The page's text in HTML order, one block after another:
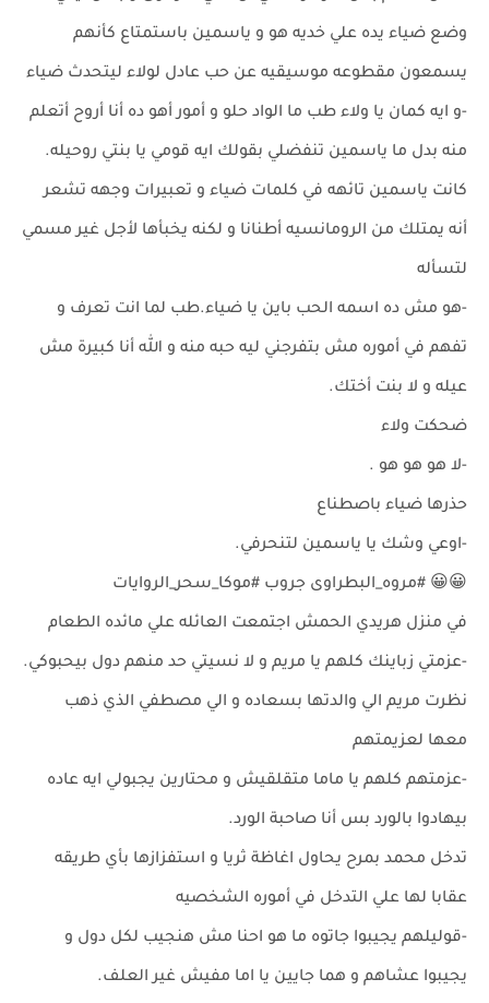
وضع ضياء يده علي خديه هو و ياسمين باستمتاع كأنهم
يسمعون مقطوعه موسيقيه عن حب عادل لولاء ليتحدث ضياء
-و ايه كمان يا ولاء طب ما الواد حلو و أمور أهو ده أنا أروح أتعلم
منه بدل ما ياسمين تنفضلي بقولك ايه قومي يا بنتي روحيله.
كانت ياسمين تائهه في كلمات ضياء و تعبيرات وجهه تشعر
أنه يمتلك من الرومانسيه أطنانا و لكنه يخبأها لأجل غير مسمي
لتسأله
-هو مش ده اسمه الحب باين يا ضياء.طب لما انت تعرف و
تفهم في أموره مش بتفرجني ليه حبه منه و الله أنا كبيرة مش
عيله و لا بنت أختك.
ضحكت ولاء
-لا هو هو هو .
حذرها ضياء باصطناع
-اوعي وشك يا ياسمين لتنحرفي.
😀😀 #مروه_البطراوى جروب #موكا_سحر_الروايات
في منزل هريدي الحمش اجتمعت العائله علي مائده الطعام
-عزمتي زباينك كلهم يا مريم و لا نسيتي حد منهم دول بيحبوكي.
نظرت مريم الي والدتها بسعاده و الي مصطفي الذي ذهب
معها لعزيمتهم
-عزمتهم كلهم يا ماما متقلقيش و محتارين يجبولي ايه عاده
بيهادوا بالورد بس أنا صاحبة الورد.
تدخل محمد بمرح يحاول اغاظة ثريا و استفزازها بأي طريقه
عقابا لها علي التدخل في أموره الشخصيه
-قوليلهم يجيبوا جاتوه ما هو احنا مش هنجيب لكل دول و
يجيبوا عشاهم و هما جايين يا اما مفيش غير العلف.